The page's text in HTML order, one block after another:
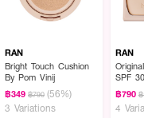
RAN Playful C&C Duo
ที่สุด
Corrector เพื่อผิวเนียนสวยไร้
RAN
Bright Touch Cushion
By Pom Vinij
฿349 ฿790 (56%)
3 Variations
RAN
Original
SPF
฿790 ฿
4